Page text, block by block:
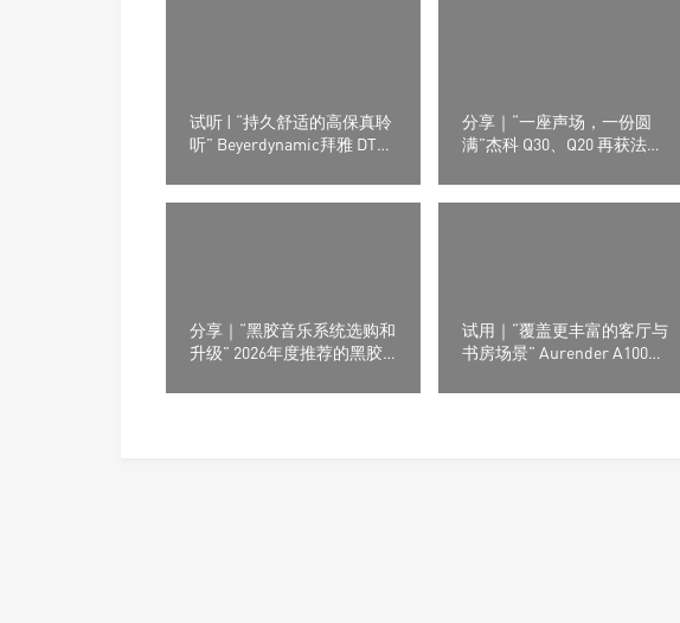
试听 | “持久舒适的高保真聆
听” Beyerdynamic拜雅 DT
分享｜“一座声场，一份圆
满”杰科 Q30、Q20 再获法国
分享｜“黑胶音乐系统选购和
升级” 2026年度推荐的黑胶
试用｜“覆盖更丰富的客厅与
书房场景” Aurender A1000